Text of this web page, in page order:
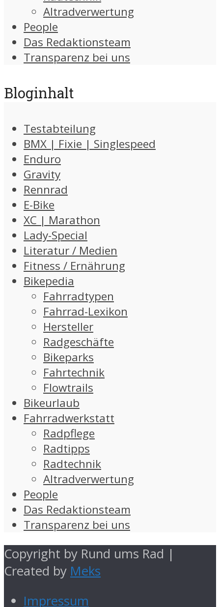
Altradverwertung
People
Das Redaktionsteam
Transparenz bei uns
Bloginhalt
Testabteilung
BMX | Fixie | Singlespeed
Enduro
Gravity
Rennrad
E-Bike
XC | Marathon
Lady-Special
Literatur / Medien
Fitness / Ernährung
Bikepedia
Fahrradtypen
Fahrrad-Lexikon
Hersteller
Radgeschäfte
Bikeparks
Fahrtechnik
Flowtrails
Bikeurlaub
Fahrradwerkstatt
Radpflege
Radtipps
Radtechnik
Altradverwertung
People
Das Redaktionsteam
Transparenz bei uns
Copyright by Rund ums Rad |
Created by Meks
Impressum